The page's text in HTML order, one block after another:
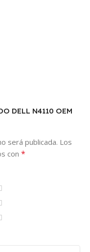
DELL N4110 OEM
será publicada. Los
con *